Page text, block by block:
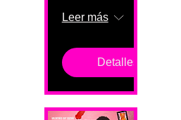
Leer más
Detalles